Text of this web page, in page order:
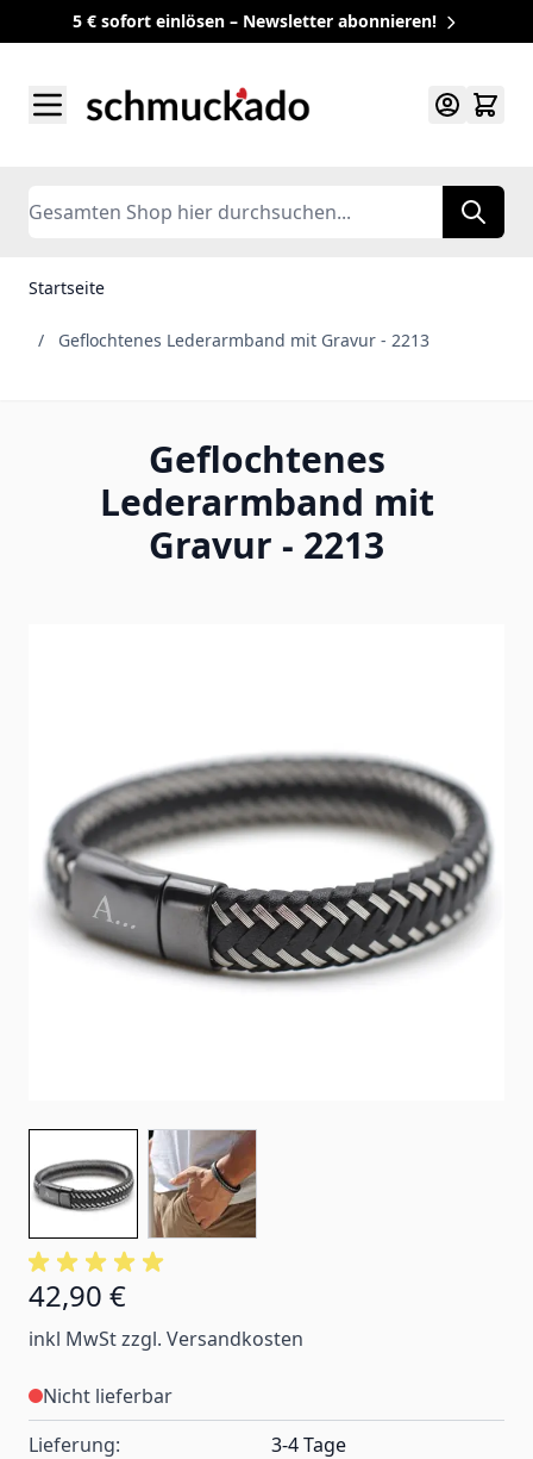
5 € sofort einlösen – Newsletter abonnieren!
Search
Startseite
/ Geflochtenes Lederarmband mit Gravur - 2213
Geflochtenes
Lederarmband mit
Gravur - 2213
42,90 €
inkl MwSt zzgl. Versandkosten
Nicht lieferbar
Lieferung:
3-4 Tage